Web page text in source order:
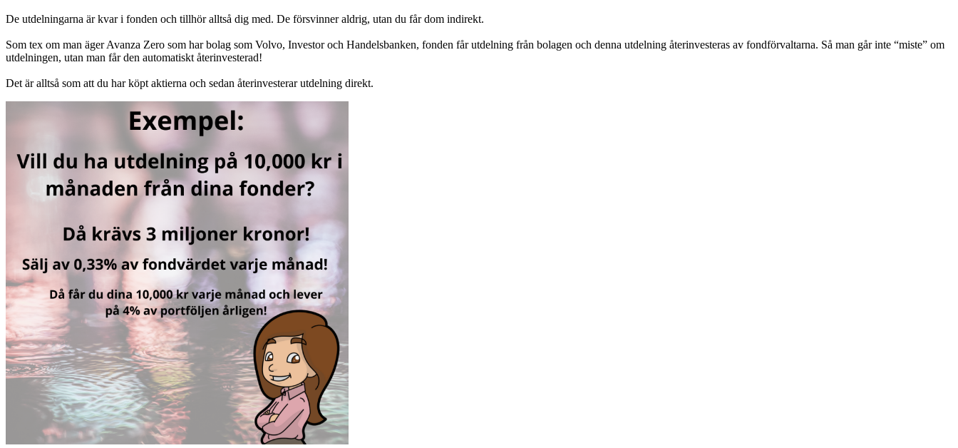
De utdelningarna är kvar i fonden och tillhör alltså dig med. De försvinner aldrig, utan du får dom indirekt.
Som tex om man äger Avanza Zero som har bolag som Volvo, Investor och Handelsbanken, fonden får utdelning från bolagen och denna utdelning återinvesteras av fondförvaltarna. Så man går inte “miste” om
utdelningen, utan man får den automatiskt återinvesterad!
Det är alltså som att du har köpt aktierna och sedan återinvesterar utdelning direkt.